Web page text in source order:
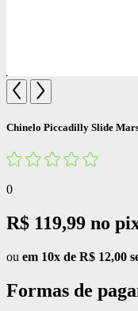
Chinelo Piccadilly Slide
0
R$ 119,99 no
ou em 10x de R$ 12,00
Formas de